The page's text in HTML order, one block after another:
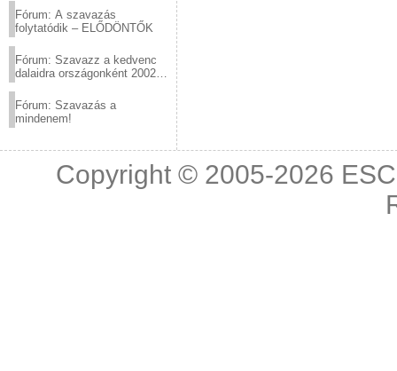
Fórum: A szavazás
folytatódik – ELŐDÖNTŐK
Fórum: Szavazz a kedvenc
dalaidra országonként 2002
Fórum: Szavazás a
mindenem!
Copyright © 2005-2026